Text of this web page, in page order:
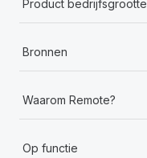
Product bedrijfsgrootte
Bronnen
Waarom Remote?
Op functie